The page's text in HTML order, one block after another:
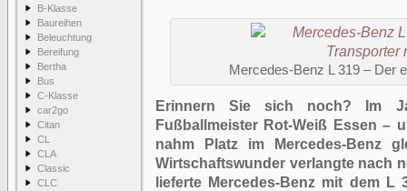
B-Klasse
Baureihen
Beleuchtung
Bereifung
Bertha
Bus
C-Klasse
car2go
Citan
CL
CLA
Classic
CLC
Mercedes-Benz L 319 – Der
Erinnern Sie sich noch? Im
Fußballmeister Rot-Weiß Essen –
nahm Platz im Mercedes-Benz
Wirtschaftswunder verlangte nach
lieferte Mercedes-Benz mit dem L